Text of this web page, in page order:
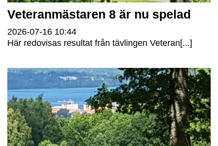
Veteranmästaren 8 är nu spelad
2026-07-16 10:44
Här redovisas resultat från tävlingen Veteran[...]